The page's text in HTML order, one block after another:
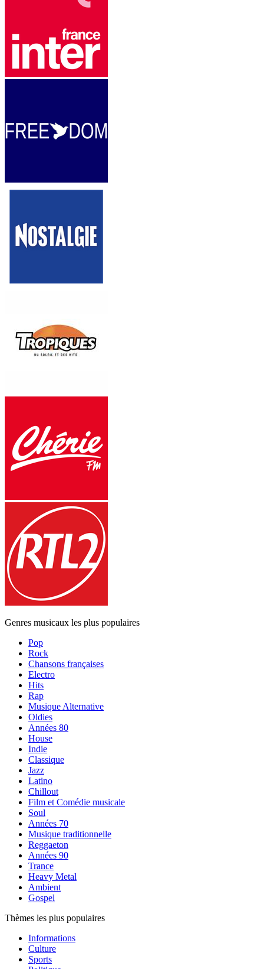
Genres musicaux les plus populaires
Pop
Rock
Chansons françaises
Electro
Hits
Rap
Musique Alternative
Oldies
Années 80
House
Indie
Classique
Jazz
Latino
Chillout
Film et Comédie musicale
Soul
Années 70
Musique traditionnelle
Reggaeton
Années 90
Trance
Heavy Metal
Ambient
Gospel
Thèmes les plus populaires
Informations
Culture
Sports